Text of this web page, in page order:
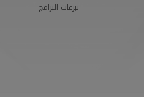
تبرعات البرامج